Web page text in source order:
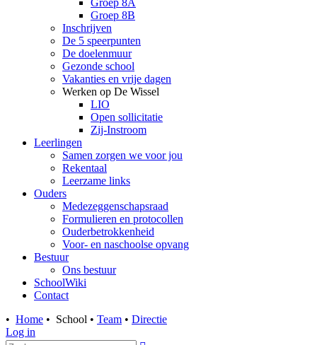
Groep 8A
Groep 8B
Inschrijven
De 5 speerpunten
De doelenmuur
Gezonde school
Vakanties en vrije dagen
Werken op De Wissel
LIO
Open sollicitatie
Zij-Instroom
Leerlingen
Samen zorgen we voor jou
Rekentaal
Leerzame links
Ouders
Medezeggenschapsraad
Formulieren en protocollen
Ouderbetrokkenheid
Voor- en naschoolse opvang
Bestuur
Ons bestuur
SchoolWiki
Contact
• Home • School • Team • Directie
Log in